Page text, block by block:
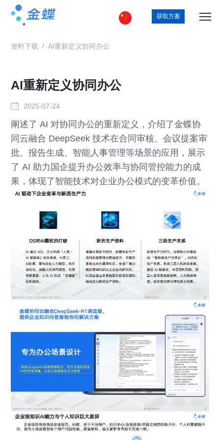
获取方案
资料下载 / AI重新定义协同办公
AI重新定义协同办公
2025-07-24
阐述了 AI 对协同办公的重新定义，介绍了金蝶协
同云融合 DeepSeek 技术在合同审核、会议提案审
批、报告生成、智能人事管理等场景的应用，展示
了 AI 助力国企提升办公效率与协同管控能力的成
果，体现了智能技术对企业办公模式的变革价值。